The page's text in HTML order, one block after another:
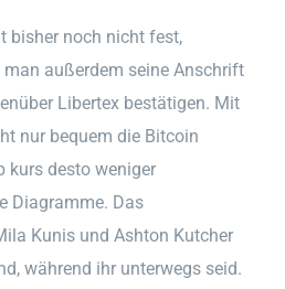
bisher noch nicht fest,
außerdem seine Anschrift
Libertex bestätigen. Mit
nur bequem die Bitcoin
kurs desto weniger
Diagramme. Das
Kunis und Ashton Kutcher
während ihr unterwegs seid.